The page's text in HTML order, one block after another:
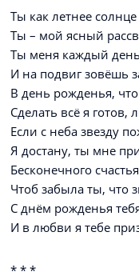
Ты как летнее
Ты – мой ясный
Ты меня каждый
И на подвиг зовёшь
В день рожденья,
Сделать всё я готов,
Если с неба звезду
Я достану, ты мне
Бесконечного
Чтоб забыла ты, что
С днём рожденья
И в любви я тебе
* * *